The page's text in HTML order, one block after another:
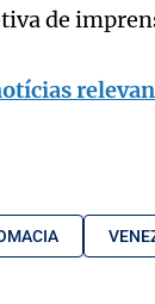
de